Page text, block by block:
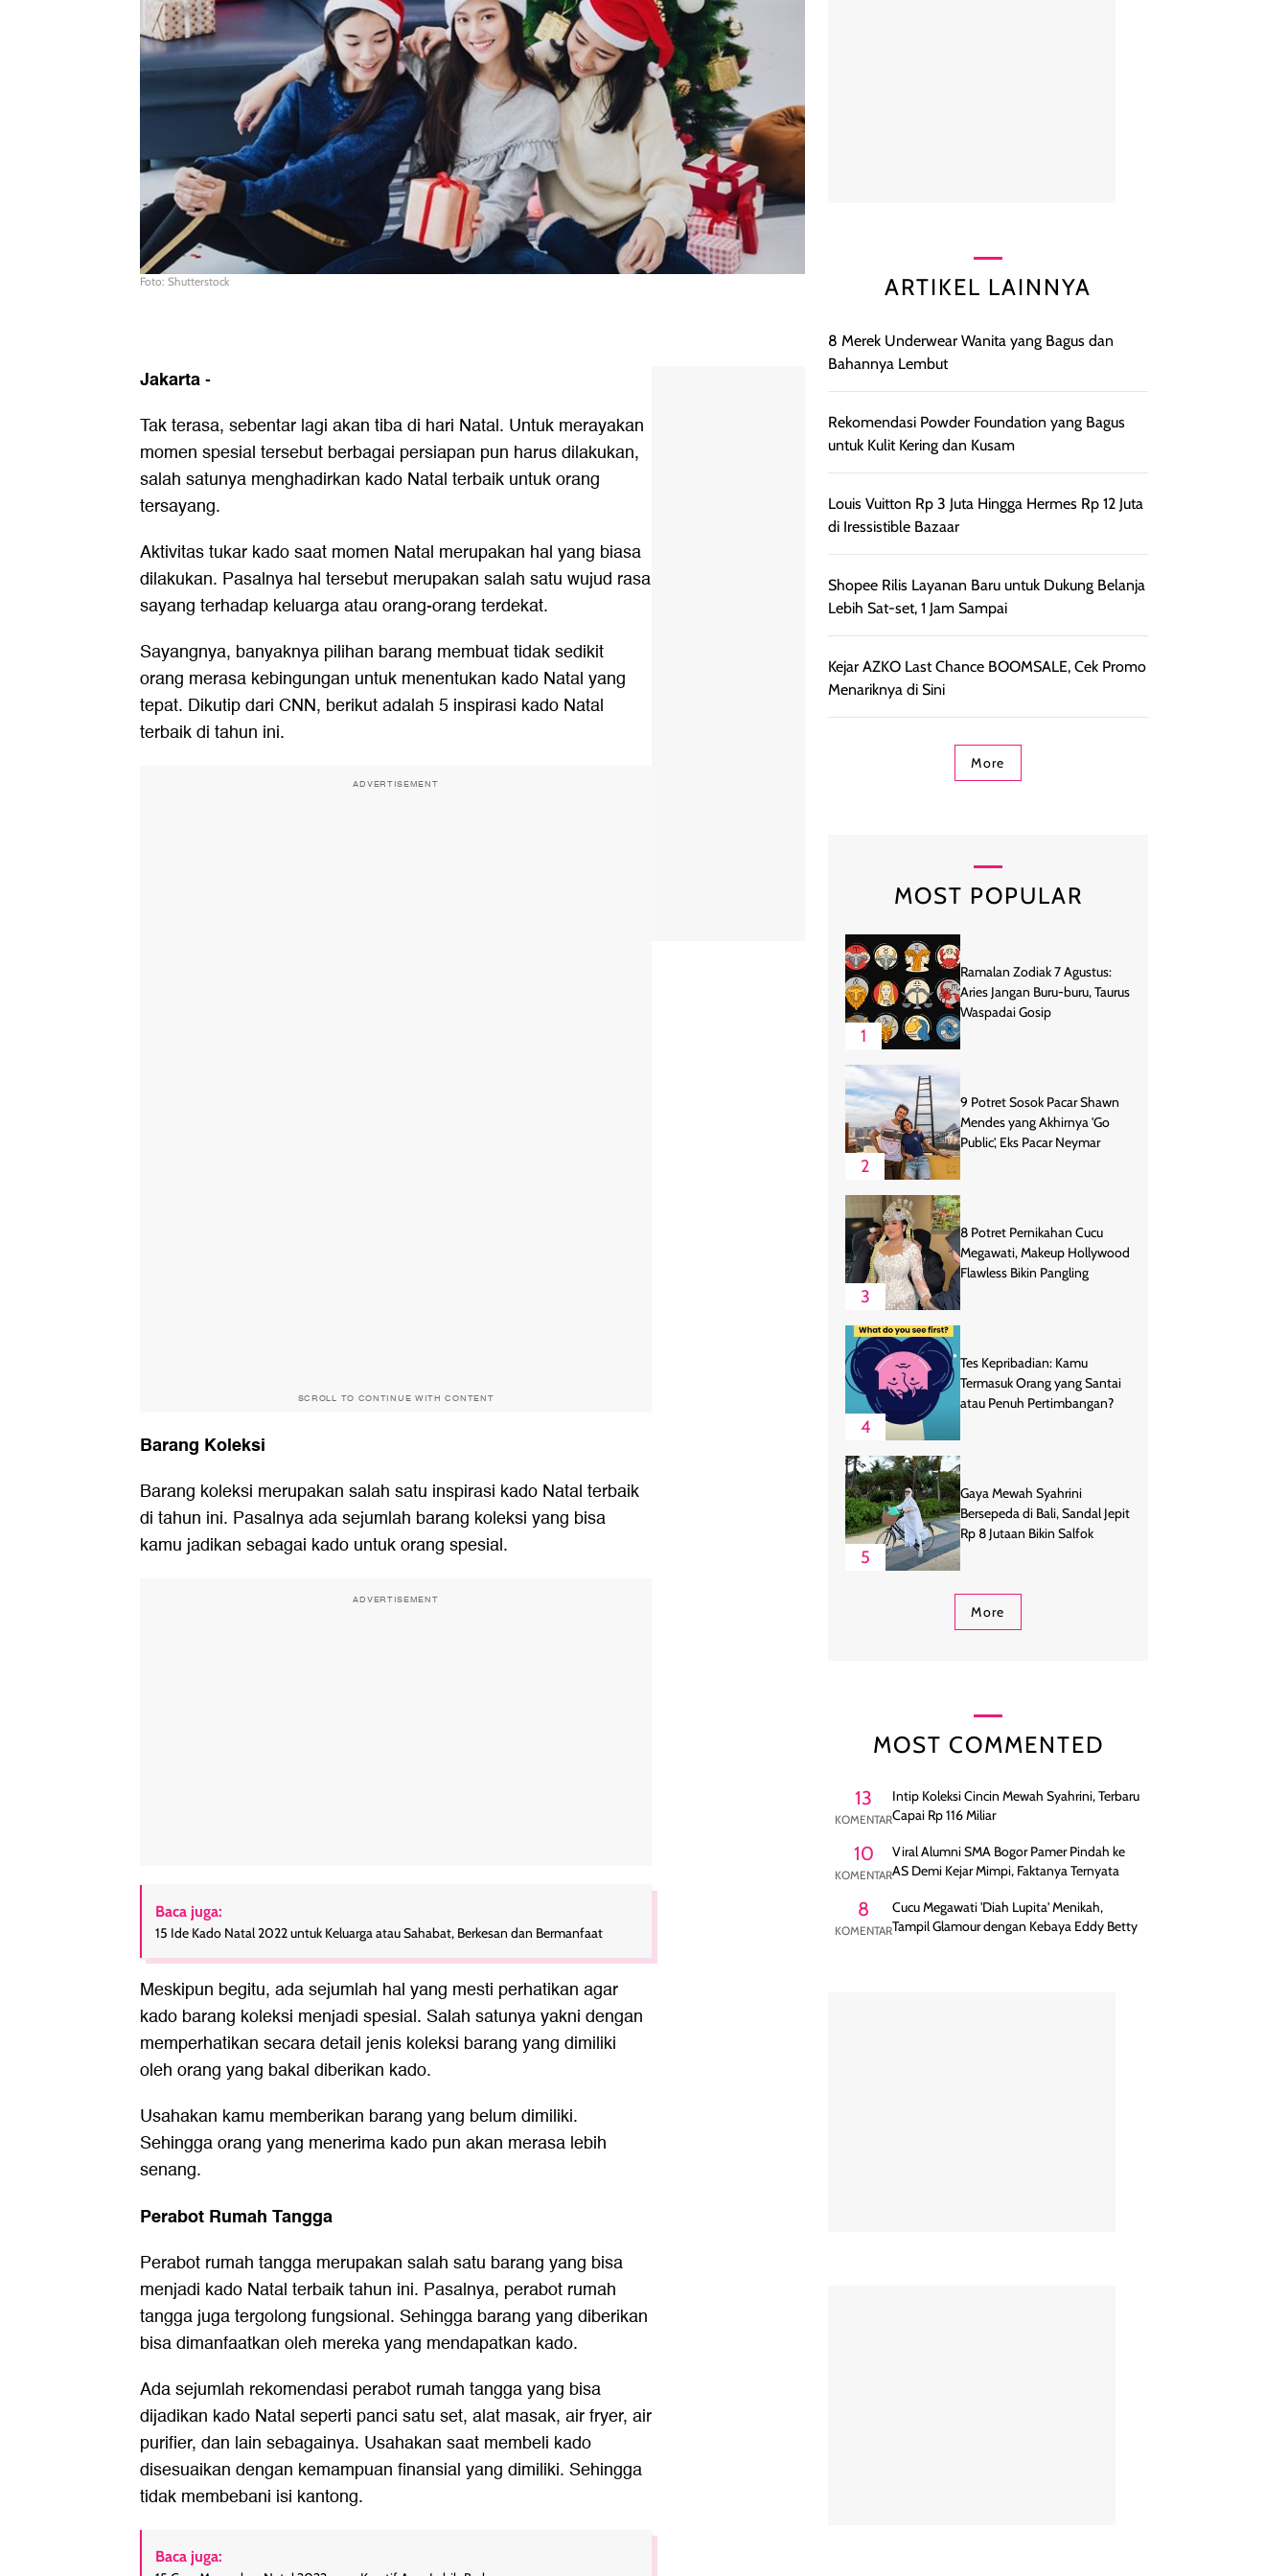
Foto: Shutterstock
Jakarta-
Tak terasa, sebentar lagi akan tiba di hari Natal. Untuk merayakan
momen spesial tersebut berbagai persiapan pun harus dilakukan,
salah satunya menghadirkan kado Natal terbaik untuk orang
tersayang.
Aktivitas tukar kado saat momen Natal merupakan hal yang biasa
dilakukan. Pasalnya hal tersebut merupakan salah satu wujud rasa
sayang terhadap keluarga atau orang-orang terdekat.
Sayangnya, banyaknya pilihan barang membuat tidak sedikit
orang merasa kebingungan untuk menentukan kado Natal yang
tepat. Dikutip dari CNN, berikut adalah 5 inspirasi kado Natal
terbaik di tahun ini.
ADVERTISEMENT
SCROLL TO CONTINUE WITH CONTENT
Barang Koleksi
Barang koleksi merupakan salah satu inspirasi kado Natal terbaik
di tahun ini. Pasalnya ada sejumlah barang koleksi yang bisa
kamu jadikan sebagai kado untuk orang spesial.
ADVERTISEMENT
Baca juga:
15 Ide Kado Natal 2022 untuk Keluarga atau Sahabat, Berkesan dan Bermanfaat
Meskipun begitu, ada sejumlah hal yang mesti perhatikan agar
kado barang koleksi menjadi spesial. Salah satunya yakni dengan
memperhatikan secara detail jenis koleksi barang yang dimiliki
oleh orang yang bakal diberikan kado.
Usahakan kamu memberikan barang yang belum dimiliki.
Sehingga orang yang menerima kado pun akan merasa lebih
senang.
Perabot Rumah Tangga
Perabot rumah tangga merupakan salah satu barang yang bisa
menjadi kado Natal terbaik tahun ini. Pasalnya, perabot rumah
tangga juga tergolong fungsional. Sehingga barang yang diberikan
bisa dimanfaatkan oleh mereka yang mendapatkan kado.
Ada sejumlah rekomendasi perabot rumah tangga yang bisa
dijadikan kado Natal seperti panci satu set, alat masak, air fryer, air
purifier, dan lain sebagainya. Usahakan saat membeli kado
disesuaikan dengan kemampuan finansial yang dimiliki. Sehingga
tidak membebani isi kantong.
Baca juga:
ARTIKEL LAINNYA
8 Merek Underwear Wanita yang Bagus dan
Bahannya Lembut
Rekomendasi Powder Foundation yang Bagus
untuk Kulit Kering dan Kusam
Louis Vuitton Rp 3 Juta Hingga Hermes Rp 12 Juta
di Iressistible Bazaar
Shopee Rilis Layanan Baru untuk Dukung Belanja
Lebih Sat-set, 1 Jam Sampai
Kejar AZKO Last Chance BOOMSALE, Cek Promo
Menariknya di Sini
More
MOST POPULAR
1
Ramalan Zodiak 7 Agustus:
Aries Jangan Buru-buru, Taurus
Waspadai Gosip
2
9 Potret Sosok Pacar Shawn
Mendes yang Akhirnya 'Go
Public', Eks Pacar Neymar
3
8 Potret Pernikahan Cucu
Megawati, Makeup Hollywood
Flawless Bikin Pangling
4
Tes Kepribadian: Kamu
Termasuk Orang yang Santai
atau Penuh Pertimbangan?
5
Gaya Mewah Syahrini
Bersepeda di Bali, Sandal Jepit
Rp 8 Jutaan Bikin Salfok
More
MOST COMMENTED
13
KOMENTAR
Intip Koleksi Cincin Mewah Syahrini, Terbaru
Capai Rp 116 Miliar
10
KOMENTAR
Viral Alumni SMA Bogor Pamer Pindah ke
AS Demi Kejar Mimpi, Faktanya Ternyata
8
KOMENTAR
Cucu Megawati 'Diah Lupita' Menikah,
Tampil Glamour dengan Kebaya Eddy Betty